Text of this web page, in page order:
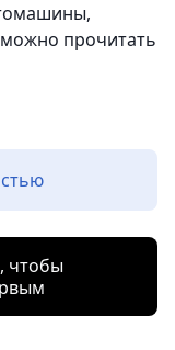
прочитать
чтобы